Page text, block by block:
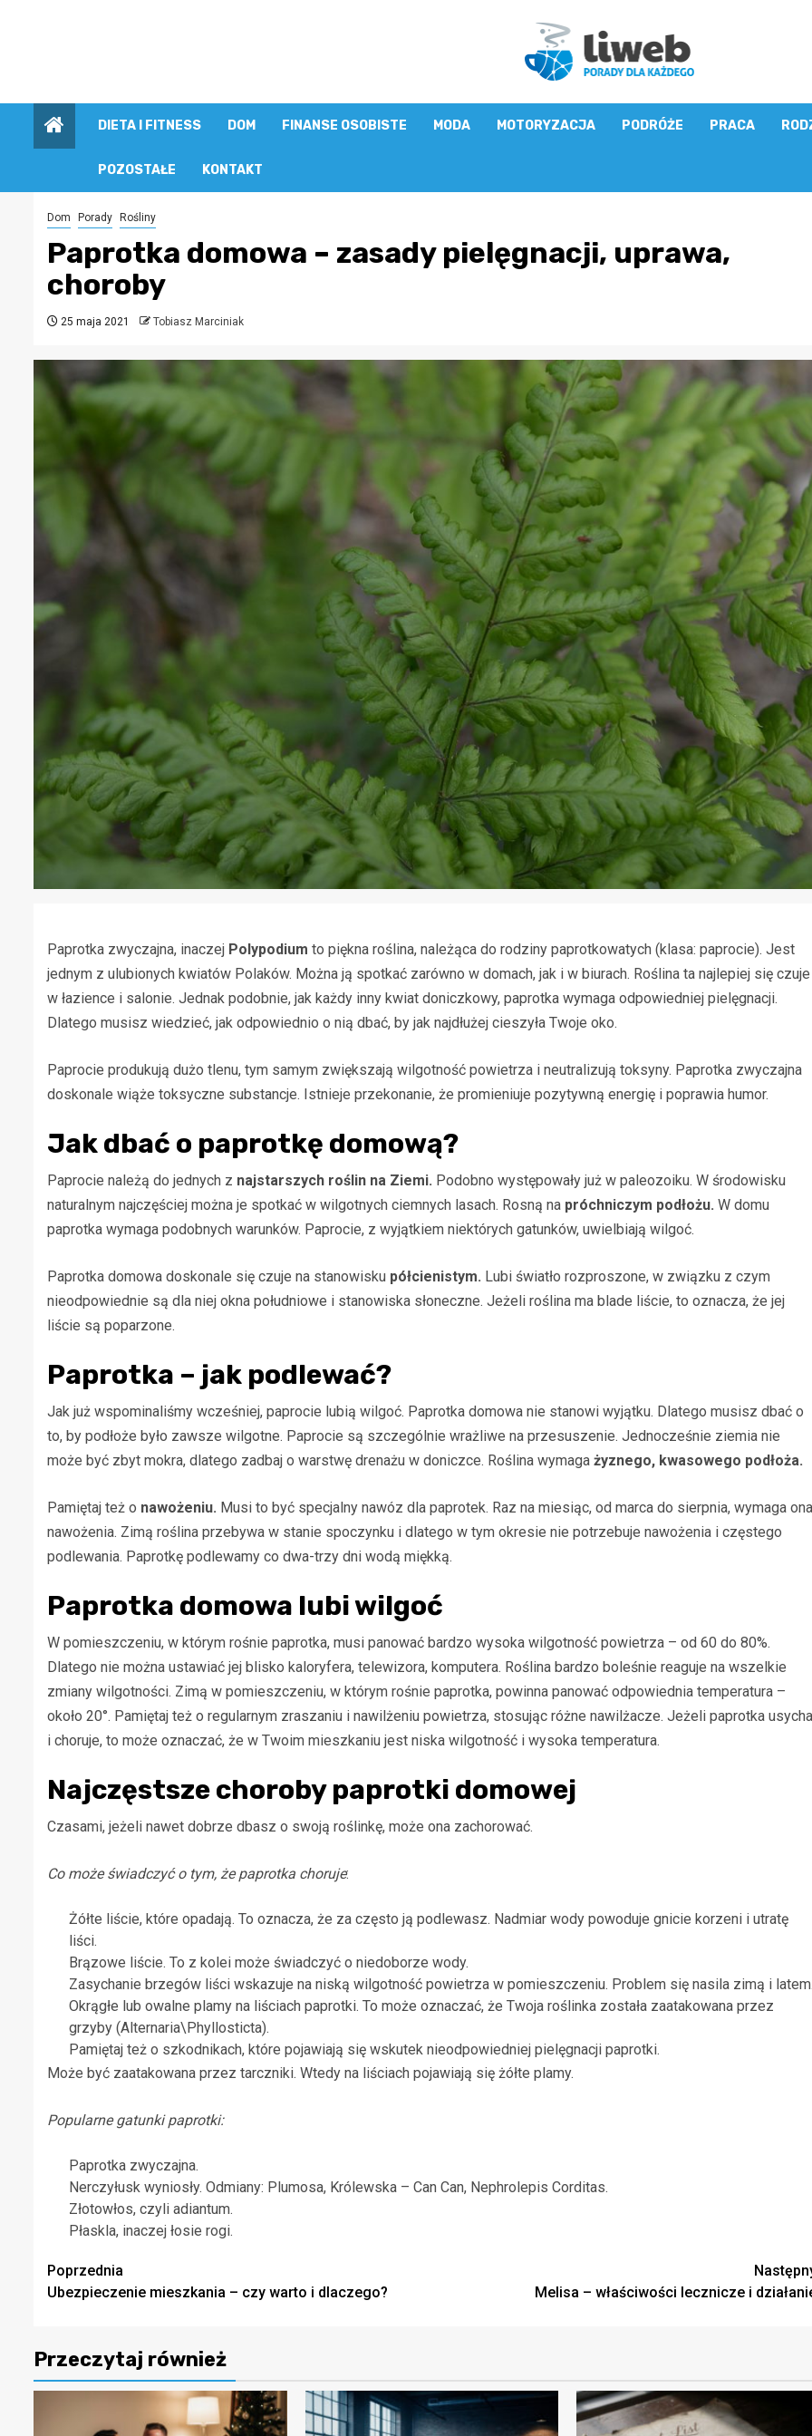
DIETA I FITNESS DOM FINANSE OSOBISTE MODA MOTORYZACJA PODRÓŻE PRACA
POZOSTAŁE KONTAKT
Dom Porady Rośliny
Paprotka domowa – zasady pielęgnacji, uprawa,
choroby
25 maja 2021 Tobiasz Marciniak
Paprotka zwyczajna, inaczej Polypodium to piękna roślina, należąca do rodziny paprotkowatych (klasa: paprocie). Jest
jednym z ulubionych kwiatów Polaków. Można ją spotkać zarówno w domach, jak i w biurach. Roślina ta najlepiej się czuje
w łazience i salonie. Jednak podobnie, jak każdy inny kwiat doniczkowy, paprotka wymaga odpowiedniej pielęgnacji.
Dlatego musisz wiedzieć, jak odpowiednio o nią dbać, by jak najdłużej cieszyła Twoje oko.
Paprocie produkują dużo tlenu, tym samym zwiększają wilgotność powietrza i neutralizują toksyny. Paprotka zwyczajna
doskonale wiąże toksyczne substancje. Istnieje przekonanie, że promieniuje pozytywną energię i poprawia humor.
Jak dbać o paprotkę domową?
Paprocie należą do jednych z najstarszych roślin na Ziemi. Podobno występowały już w paleozoiku. W środowisku
naturalnym najczęściej można je spotkać w wilgotnych ciemnych lasach. Rosną na próchniczym podłożu. W domu
paprotka wymaga podobnych warunków. Paprocie, z wyjątkiem niektórych gatunków, uwielbiają wilgoć.
Paprotka domowa doskonale się czuje na stanowisku półcienistym. Lubi światło rozproszone, w związku z czym
nieodpowiednie są dla niej okna południowe i stanowiska słoneczne. Jeżeli roślina ma blade liście, to oznacza, że jej
liście są poparzone.
Paprotka – jak podlewać?
Jak już wspominaliśmy wcześniej, paprocie lubią wilgoć. Paprotka domowa nie stanowi wyjątku. Dlatego musisz dbać o
to, by podłoże było zawsze wilgotne. Paprocie są szczególnie wrażliwe na przesuszenie. Jednocześnie ziemia nie
może być zbyt mokra, dlatego zadbaj o warstwę drenażu w doniczce. Roślina wymaga żyznego, kwasowego podłoża.
Pamiętaj też o nawożeniu. Musi to być specjalny nawóz dla paprotek. Raz na miesiąc, od marca do sierpnia, wymaga ona
nawożenia. Zimą roślina przebywa w stanie spoczynku i dlatego w tym okresie nie potrzebuje nawożenia i częstego
podlewania. Paprotkę podlewamy co dwa-trzy dni wodą miękką.
Paprotka domowa lubi wilgoć
W pomieszczeniu, w którym rośnie paprotka, musi panować bardzo wysoka wilgotność powietrza – od 60 do 80%.
Dlatego nie można ustawiać jej blisko kaloryfera, telewizora, komputera. Roślina bardzo boleśnie reaguje na wszelkie
zmiany wilgotności. Zimą w pomieszczeniu, w którym rośnie paprotka, powinna panować odpowiednia temperatura –
około 20°. Pamiętaj też o regularnym zraszaniu i nawilżeniu powietrza, stosując różne nawilżacze. Jeżeli paprotka usycha
i choruje, to może oznaczać, że w Twoim mieszkaniu jest niska wilgotność i wysoka temperatura.
Najczęstsze choroby paprotki domowej
Czasami, jeżeli nawet dobrze dbasz o swoją roślinkę, może ona zachorować.
Co może świadczyć o tym, że paprotka choruje:
Żółte liście, które opadają. To oznacza, że za często ją podlewasz. Nadmiar wody powoduje gnicie korzeni i utratę
liści.
Brązowe liście. To z kolei może świadczyć o niedoborze wody.
Zasychanie brzegów liści wskazuje na niską wilgotność powietrza w pomieszczeniu. Problem się nasila zimą i
Okrągłe lub owalne plamy na liściach paprotki. To może oznaczać, że Twoja roślinka została zaatakowana przez
grzyby (Alternaria\Phyllosticta).
Pamiętaj też o szkodnikach, które pojawiają się wskutek nieodpowiedniej pielęgnacji paprotki.
Może być zaatakowana przez tarczniki. Wtedy na liściach pojawiają się żółte plamy.
Popularne gatunki paprotki:
Paprotka zwyczajna.
Nerczyłusk wyniosły. Odmiany: Plumosa, Królewska – Can Can, Nephrolepis Corditas.
Złotowłos, czyli adiantum.
Płaskla, inaczej łosie rogi.
Zobacz
wpisy
Poprzednia
Ubezpieczenie mieszkania – czy warto i dlaczego?
Melisa – właściwości lecznicze i
Przeczytaj również